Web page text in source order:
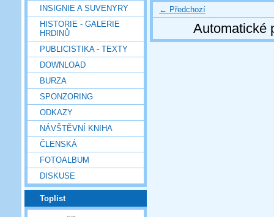
INSIGNIE A SUVENYRY
HISTORIE - GALERIE
HRDINŮ
PUBLICISTIKA - TEXTY
DOWNLOAD
BURZA
SPONZORING
ODKAZY
NÁVŠTĚVNÍ KNIHA
ČLENSKÁ
FOTOALBUM
DISKUSE
Toplist
← Předchozí
Automatické